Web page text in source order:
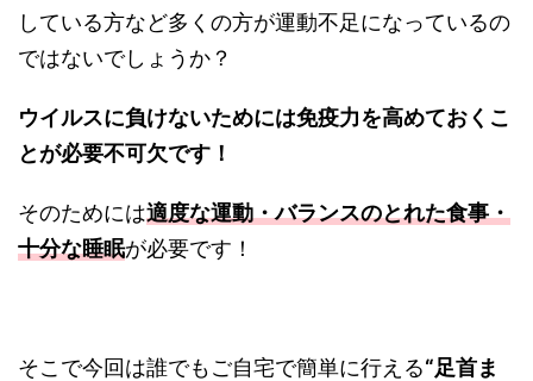
している方など多くの方が運動不足になっているの
ではないでしょうか？
ウイルスに負けないためには免疫力を高めておくこ
とが必要不可欠です！
そのためには適度な運動・バランスのとれた食事・
十分な睡眠が必要です！
そこで今回は誰でもご自宅で簡単に行える“足首ま